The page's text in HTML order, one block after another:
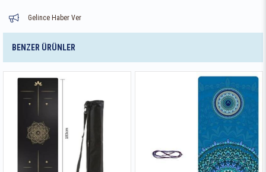
Gelince Haber Ver
BENZER ÜRÜNLER